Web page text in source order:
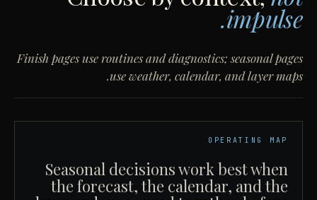
impulse.
Finish pages use routines and diagnostics; seasonal pages
use weather, calendar, and layer maps.
OPERATING MAP
Seasonal decisions work best when
the forecast, the calendar, and the